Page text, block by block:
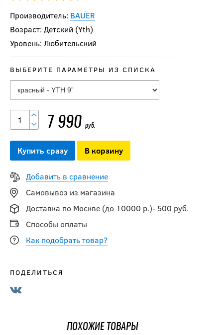
Производитель: BAUER
Возраст: Детский (Yth)
Уровень: Любительский
ВЫБЕРИТЕ ПАРАМЕТРЫ ИЗ СПИСКА
7 990 руб.
Купить сразу В корзину
Добавить в сравнение
Самовывоз из магазина
Доставка по Москве (до 10000 р.)- 500 руб.
Способы оплаты
Как подобрать товар?
ПОДЕЛИТЬСЯ
ПОХОЖИЕ ТОВАРЫ
BAUER S24 X